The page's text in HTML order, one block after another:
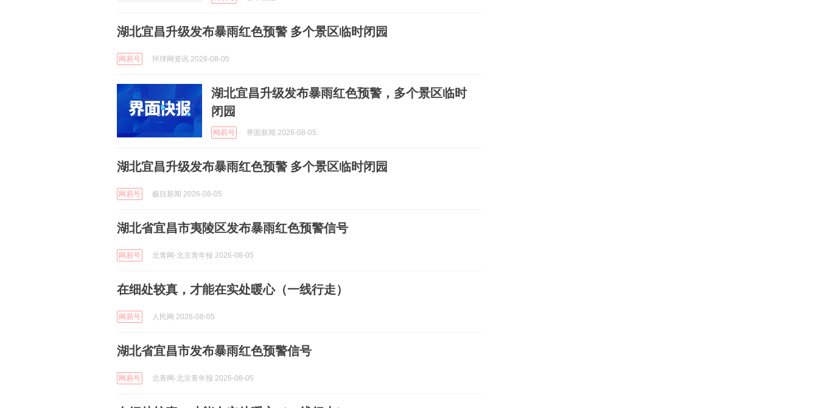
湖北宜昌升级发布暴雨红色预警 多个景区临时闭园
网易号 环球网资讯 2026-08-05
湖北宜昌升级发布暴雨红色预警，多个景区临时
闭园
网易号 界面新闻 2026-08-05
湖北宜昌升级发布暴雨红色预警 多个景区临时闭园
网易号 极目新闻 2026-08-05
湖北省宜昌市夷陵区发布暴雨红色预警信号
网易号 北青网-北京青年报 2026-08-05
在细处较真，才能在实处暖心（一线行走）
网易号 人民网 2026-08-05
湖北省宜昌市发布暴雨红色预警信号
网易号 北青网-北京青年报 2026-08-05